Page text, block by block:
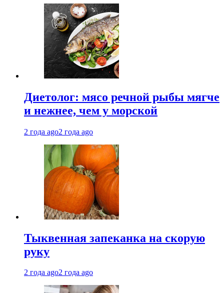
Диетолог: мясо речной рыбы мягче
и нежнее, чем у морской
2 года ago2 года ago
Тыквенная запеканка на скорую
руку
2 года ago2 года ago